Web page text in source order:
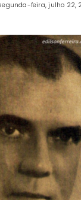
feira, julho 22,